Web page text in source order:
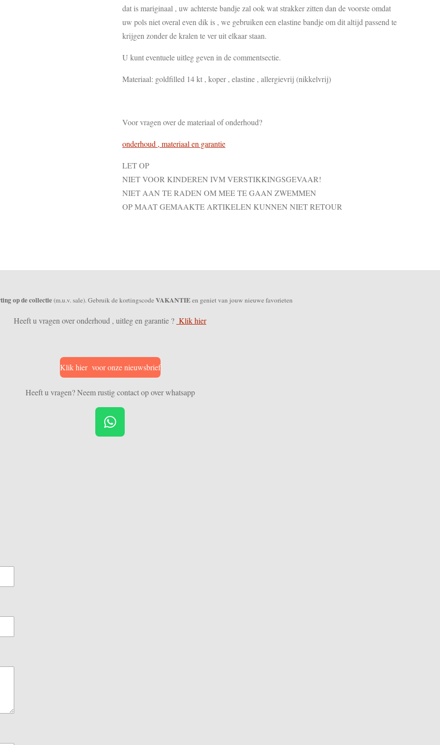
dat is mariginaal , uw achterste bandje zal ook wat strakker zitten dan de voorste omdat
uw pols niet overal even dik is , we gebruiken een elastine bandje om dit altijd passend te
krijgen zonder de kralen te ver uit elkaar staan.
U kunt eventuele uitleg geven in de commentsectie.
Materiaal: goldfilled 14 kt , koper , elastine , allergievrij (nikkelvrij)
Voor vragen over de materiaal of onderhoud?
onderhoud , materiaal en garantie
LET OP
NIET VOOR KINDEREN IVM VERSTIKKINGSGEVAAR!
NIET AAN TE RADEN OM MEE TE GAAN ZWEMMEN
OP MAAT GEMAAKTE ARTIKELEN KUNNEN NIET RETOUR
op de collectie(m.u.v. sale). Gebruik de kortingscodeVAKANTIEen geniet van jouw nieuwe favorieten
Heeft u vragen over onderhoud , uitleg en garantie ? Klik hier
Klik hier voor onze nieuwsbrief
Heeft u vragen? Neem rustig contact op over whatsapp
W
h